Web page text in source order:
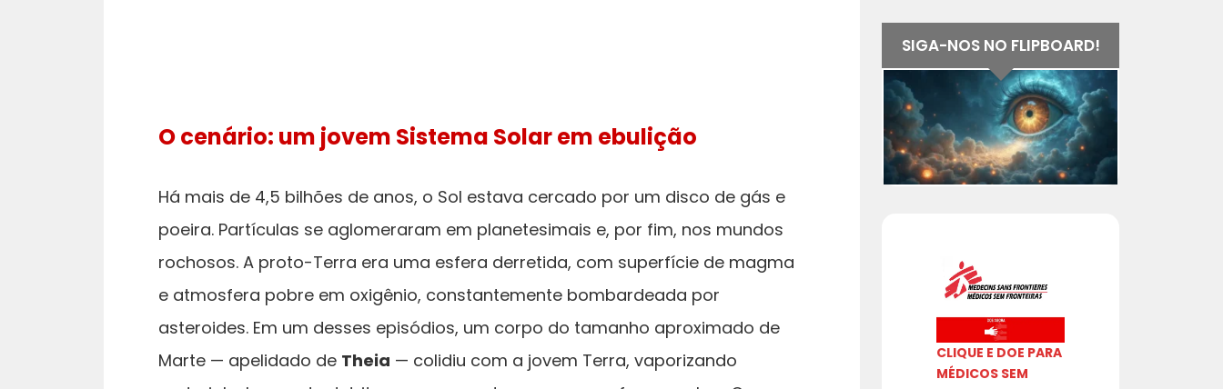
O cenário: um jovem Sistema Solar em ebulição
Há mais de 4,5 bilhões de anos, o Sol estava cercado por um disco de gás e
poeira. Partículas se aglomeraram em planetesimais e, por fim, nos mundos
rochosos. A proto-Terra era uma esfera derretida, com superfície de magma
e atmosfera pobre em oxigênio, constantemente bombardeada por
asteroides. Em um desses episódios, um corpo do tamanho aproximado de
Marte — apelidado de Theia — colidiu com a jovem Terra, vaporizando
SIGA-NOS NO FLIPBOARD!
CLIQUE E DOE PARA
MÉDICOS SEM